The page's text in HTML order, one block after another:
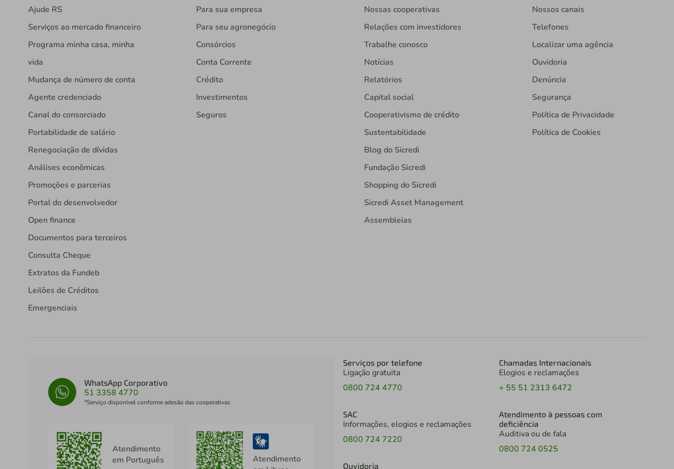
Ajude RS
Serviços ao mercado financeiro
Programa minha casa, minha
vida
Mudança de número de conta
Agente credenciado
Canal do consorciado
Portabilidade de salário
Renegociação de dívidas
Análises econômicas
Promoções e parcerias
Portal do desenvolvedor
Open finance
Documentos para terceiros
Consulta Cheque
Extratos da Fundeb
Leilões de Créditos
Emergenciais
Para sua empresa
Para seu agronegócio
Consórcios
Conta Corrente
Crédito
Investimentos
Seguros
Nossas cooperativas
Relações com investidores
Trabalhe conosco
Notícias
Relatórios
Capital social
Cooperativismo de crédito
Sustentabilidade
Blog do Sicredi
Fundação Sicredi
Shopping do Sicredi
Sicredi Asset Management
Assembleias
Nossos canais
Telefones
Localizar uma agência
Ouvidoria
Denúncia
Segurança
Política de Privacidade
Política de Cookies
WhatsApp Corporativo
51 3358 4770
*Serviço disponível conforme adesão das cooperativas
Atendimento
em Português
Atendimento
Serviços por telefone
Ligação gratuita
0800 724 4770
SAC
Informações, elogios e reclamações
0800 724 7220
Ouvidoria
Chamadas Internacionais
Elogios e reclamações
+ 55 51 2313 6472
Atendimento à pessoas com
deficiência
Auditiva ou de fala
0800 724 0525